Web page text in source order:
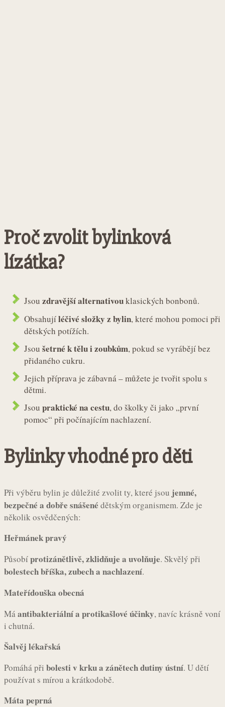
Proč zvolit bylinková
lízátka?
Jsou zdravější alternativouklasických bonbonů.
Obsahujíléčivé složky z bylin, které mohou pomoci při
dětských potížích.
Jsou šetrné k tělu i zoubkům, pokud se vyrábějí bez
přidaného cukru.
Jejich příprava je zábavná – můžete je tvořit spolu s
dětmi.
Jsou praktické na cestu, do školky či jako „první
pomoc“ při počínajícím nachlazení.
Bylinky vhodné pro děti
Při výběru bylin je důležité zvolit ty, které jsou jemné,
bezpečné a dobře snášené dětským organismem. Zde je
několik osvědčených:
Heřmánek pravý
Působíprotizánětlivě, zklidňuje a uvolňuje. Skvělý při
bolestech bříška, zubech a nachlazení.
Mateřídouška obecná
Má antibakteriální a protikašlové účinky, navíc krásně voní
i chutná.
Šalvěj lékařská
Pomáhá při bolesti v krku a zánětech dutiny ústní. U dětí
používat s mírou a krátkodobě.
Máta peprná